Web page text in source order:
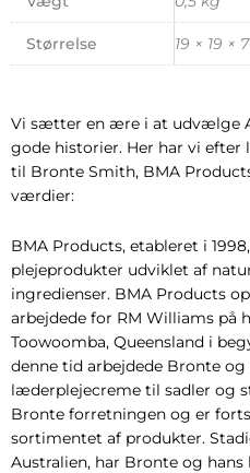
Størrelse 19 × 19 ×
Vi sætter en ære i at udvælge
gode historier. Her har vi
til Bronte Smith, BMA
værdier:
BMA Products, etableret i
plejeprodukter udviklet af
ingredienser. BMA Products
arbejdede for RM Williams på
Toowoomba, Queensland i
denne tid arbejdede Bronte
læderplejecreme til sadler og
Bronte forretningen og er
sortimentet af produkter.
Australien, har Bronte og hans